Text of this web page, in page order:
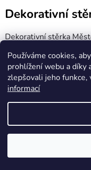
Používáme cookies,
prohlížení webu a díky
zlepšovali jeho
informací
Dekorativní
Dekorativní stěrka
interiéru. Dekorativní
domy i komerční
kůže i dalších
Dekorativní
Dekorativní stěrka
Dekorativní stěrka